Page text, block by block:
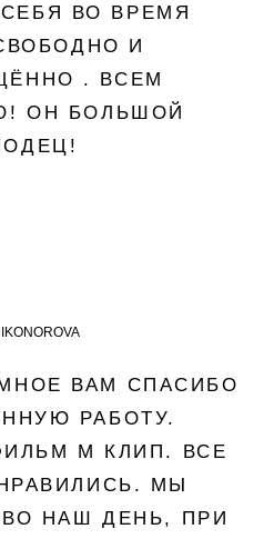
ВО ВРЕМЯ
И
. ВСЕМ
ОН БОЛЬШОЙ
ВАМ СПАСИБО
РАБОТУ.
М КЛИП. ВСЕ
МЫ
НАШ ДЕНЬ, ПРИ